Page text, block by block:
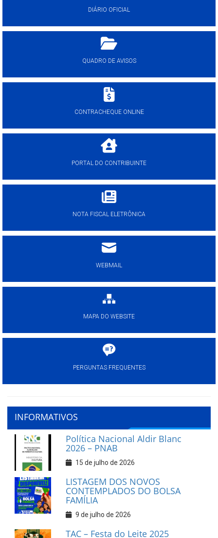
DIÁRIO OFICIAL
QUADRO DE AVISOS
CONTRACHEQUE ONLINE
PORTAL DO CONTRIBUINTE
NOTA FISCAL ELETRÔNICA
WEBMAIL
MAPA DO WEBSITE
PERGUNTAS FREQUENTES
INFORMATIVOS
Política Nacional Aldir Blanc
2026 – PNAB
15 de julho de 2026
LISTAGEM DOS NOVOS
CONTEMPLADOS DO BOLSA
FAMÍLIA
9 de julho de 2026
TAC – Festa do Leite 2025